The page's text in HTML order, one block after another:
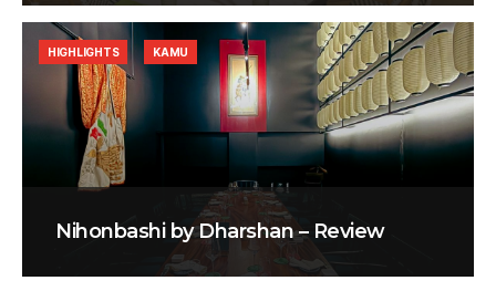
Nihonbashi by Dharshan – Review
HIGHLIGHTS KAMU